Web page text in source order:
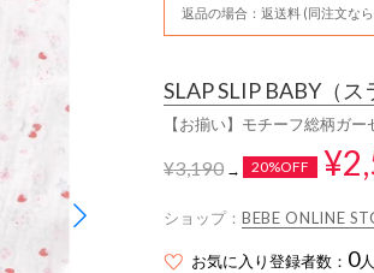
返品の場合：返送料 (同注文な
SLAP SLIP BABY（ス
【お揃い】モチーフ総柄ガ
¥3,190→ 20%OFF
ショップ： BEBE ONLINE
お気に入り登録者数： 0人